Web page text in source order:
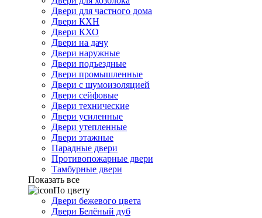
Двери для частного дома
Двери КХН
Двери КХО
Двери на дачу
Двери наружные
Двери подъездные
Двери промышленные
Двери с шумоизоляцией
Двери сейфовые
Двери технические
Двери усиленные
Двери утепленные
Двери этажные
Парадные двери
Противопожарные двери
Тамбурные двери
Показать все
По цвету
Двери бежевого цвета
Двери Белёный дуб